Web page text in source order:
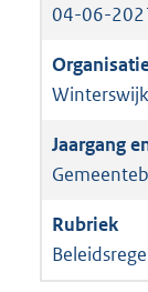
04-06-
Winterswijk